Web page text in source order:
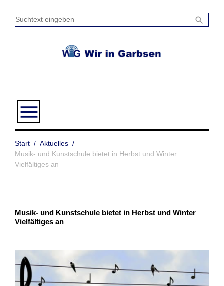
Inhalt
springen
search
menu
Start / Aktuelles /
Musik- und Kunstschule bietet in Herbst und Winter
Vielfältiges an
Musik- und Kunstschule bietet in Herbst und Winter
Vielfältiges an